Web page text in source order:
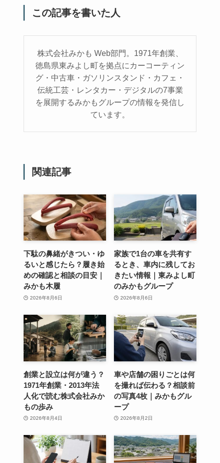
この記事を書いた人
株式会社みかも Web部門。1971年創業、
徳島県東みよし町を拠点にカーコーティン
グ・中古車・ガソリンスタンド・カフェ・
伝統工芸・レンタカー・デジタルの7事業
を展開するみかもグループの情報を発信し
ています。
関連記事
下駄の鼻緒がきつい・ゆ
るいと感じたら？履き始
めの確認と相談の目安｜
みかも木履
2026年8月6日
家族で1台の車を共有す
るとき、車内に残してお
きたい情報｜東みよし町
のみかもグループ
2026年8月6日
創業と設立は何が違う？
1971年創業・2013年法
人化で読む株式会社みか
もの歩み
2026年8月4日
車や店舗の困りごとは何
を撮れば伝わる？相談前
の写真4枚｜みかもグル
ープ
2026年8月2日